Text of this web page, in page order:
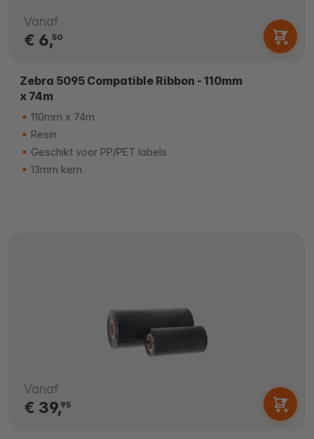
Vanaf
€ 6,50
Zebra 5095 Compatible Ribbon - 110mm
x 74m
110mm x 74m
Resin
Geschikt voor PP/PET labels
13mm kern
Vanaf
€ 39,95